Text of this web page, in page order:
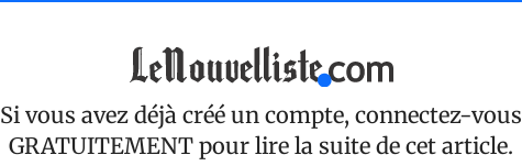
Si vous avez déjà créé un compte, connectez-vous
GRATUITEMENT pour lire la suite de cet article.